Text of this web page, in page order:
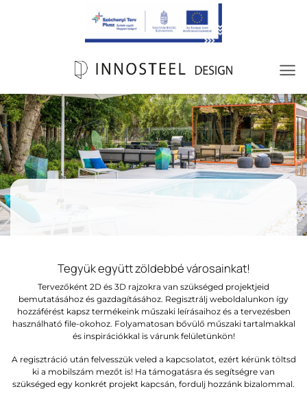
Tegyük együtt zöldebbé városainkat!
Tervezőként 2D és 3D rajzokra van szükséged projektjeid
bemutatásához és gazdagításához. Regisztrálj weboldalunkon így
hozzáférést kapsz termékeink műszaki leírásaihoz és a tervezésben
használható file-okohoz. Folyamatosan bővülő műszaki tartalmakkal
és inspirációkkal is várunk felületünkön!
A regisztráció után felvesszük veled a kapcsolatot, ezért kérünk töltsd
ki a mobilszám mezőt is! Ha támogatásra és segítségre van
szükséged egy konkrét projekt kapcsán, fordulj hozzánk bizalommal.